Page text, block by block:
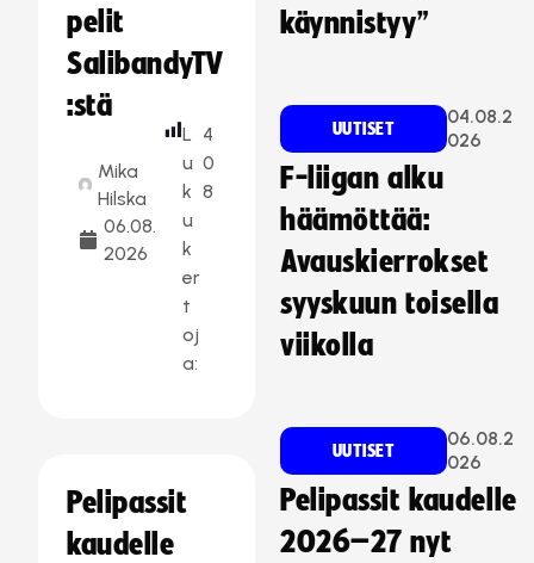
pelit
SalibandyTV
:stä
Mika
Hilska
06.08.
2026
L
u
k
u
k
er
t
oj
a:
4
0
8
Pelipassit
kaudelle
käynnistyy”
UUTISET
04.08.2
026
F-liigan alku
häämöttää:
Avauskierrokset
syyskuun toisella
viikolla
UUTISET
06.08.2
026
Pelipassit kaudelle
2026–27 nyt